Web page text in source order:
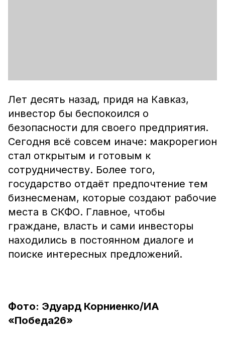
Лет десять назад, придя на Кавказ,
инвестор бы беспокоился о
безопасности для своего предприятия.
Сегодня всё совсем иначе: макрорегион
стал открытым и готовым к
сотрудничеству. Более того,
государство отдаёт предпочтение тем
бизнесменам, которые создают рабочие
места в СКФО. Главное, чтобы
граждане, власть и сами инвесторы
находились в постоянном диалоге и
поиске интересных предложений.
Фото: Эдуард Корниенко/ИА
«Победа26»